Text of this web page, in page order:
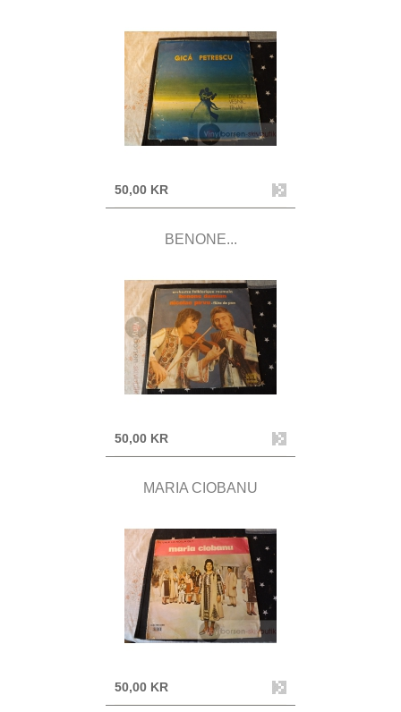
50,00 KR
BENONE...
50,00 KR
MARIA CIOBANU
50,00 KR